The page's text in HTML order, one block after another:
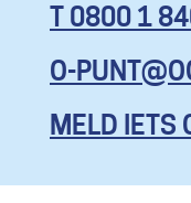
KOM HIER
MET AL JE
VRAGEN,
ZELFS OM
T 0800 1
O-
MELD IETS